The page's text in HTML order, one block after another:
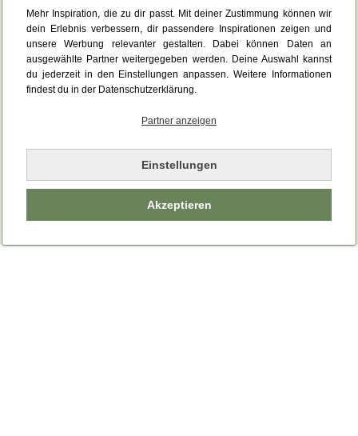
Mehr Inspiration, die zu dir passt. Mit deiner Zustimmung können wir
dein Erlebnis verbessern, dir passendere Inspirationen zeigen und
unsere Werbung relevanter gestalten. Dabei können Daten an
ausgewählte Partner weitergegeben werden. Deine Auswahl kannst
du jederzeit in den Einstellungen anpassen. Weitere Informationen
findest du in der Datenschutzerklärung.
Partner anzeigen
Einstellungen
Akzeptieren
Da ist etwas schiefgelaufen.
Leider ist ein technischer Fehler aufgetreten.
Bitte laden Sie die Seite neu.